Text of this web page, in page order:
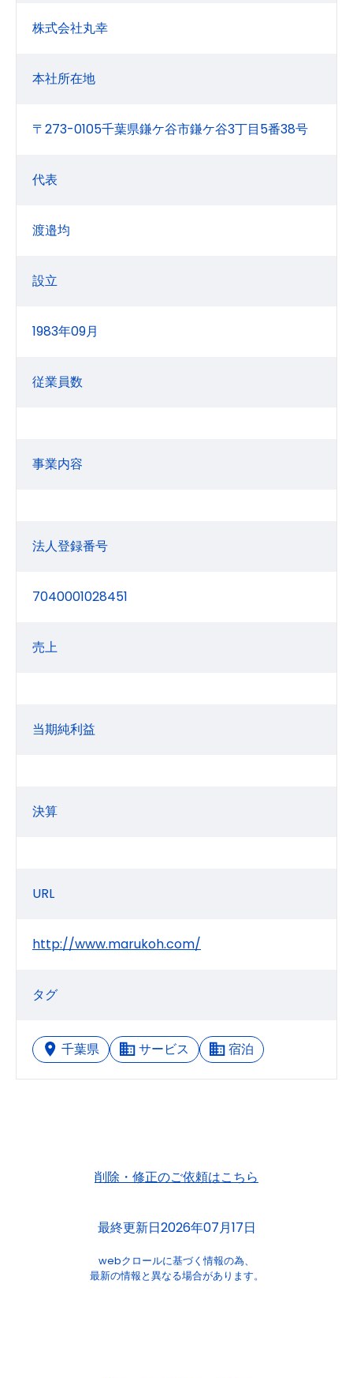
株式会社丸幸
本社所在地
〒273-0105千葉県鎌ケ谷市鎌ケ谷3丁目5番38号
代表
渡邉均
設立
1983年09月
従業員数
事業内容
法人登録番号
7040001028451
売上
当期純利益
決算
URL
http://www.marukoh.com/
タグ
千葉県 サービス 宿泊
削除・修正のご依頼はこちら
最終更新日2026年07月17日
webクロールに基づく情報の為、
最新の情報と異なる場合があります。